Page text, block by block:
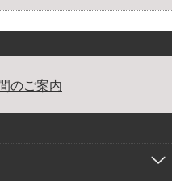
のご案内